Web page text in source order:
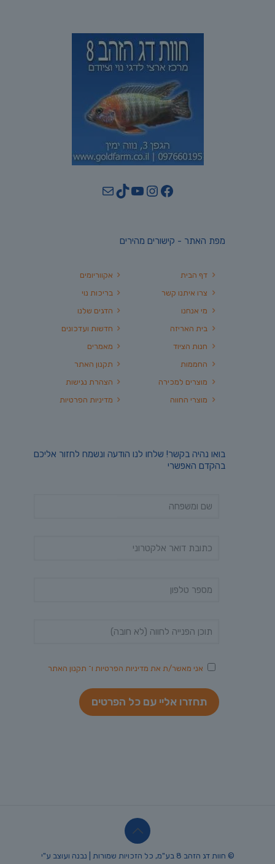
Facebook
Instagram
YouTube
TikTok
Mail
מפת האתר - קישורים מהירים
אקווריומים
בריכות נוי
הדגים שלנו
חדשות ועדכונים
מאמרים
תקנון האתר
הצהרת נגישות
מדיניות הפרטיות
דף הבית
צרו איתנו קשר
מי אנחנו
בית האריזה
חנות הציוד
החממות
מוצרים למכירה
מוצרי החווה
בואו נהיה בקשר! שלחו לנו הודעה ונשמח לחזור אליכם
בהקדם האפשרי
אני מאשר/ת את מדיניות הפרטיותו־ תקנון האתר
© חוות דג הזהב 8 בע"מ, כל הזכויות שמורות | נבנה ועוצב ע"י